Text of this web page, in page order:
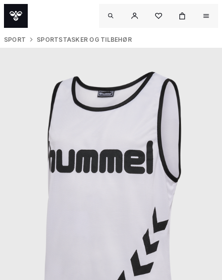
SPORT SPORTSTASKER OG TILBEHØR